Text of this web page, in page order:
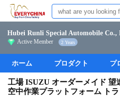
Hubei Runli Special Automobile Co.,
Active Member 2 Years
ホーム プロダクト プ
工場 ISUZU オーダーメイド 望
空中作業プラットフォーム ト